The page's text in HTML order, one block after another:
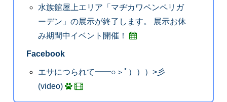
水族館屋上エリア「マヂカワペンペリガ
ーデン」の展示が終了します。 展示お休
み期間中イベント開催！
Facebook
エサにつられて━━○＞ﾟ）））>彡
(video)